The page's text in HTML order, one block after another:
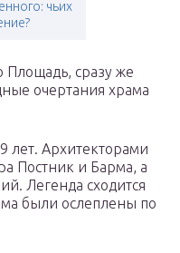
чьих
Площадь, сразу же
очертания храма
лет. Архитекторами
Постник и Барма, а
Легенда сходится
были ослеплены по